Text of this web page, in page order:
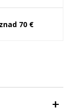
70 €